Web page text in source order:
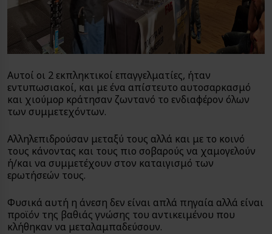
Αυτοί οι 2 εκπληκτικοί επαγγελματίες, ήταν
εντυπωσιακοί, και με ένα απίστευτο αυτοσαρκασμό
και χιούμορ κράτησαν ζωντανό το ενδιαφέρον όλων
των συμμετεχόντων.
Αλληλεπιδρούσαν μεταξύ τους αλλά και με το κοινό
τους κάνοντας και τους πιο σοβαρούς να χαμογελούν
ή/και να συμμετέχουν στον καταιγισμό των
ερωτήσεών τους.
Φυσικά αυτή η άνεση δεν είναι απλά πηγαία αλλά είναι
προϊόν της βαθιάς γνώσης του αντικειμένου που
κλήθηκαν να μεταλαμπαδεύσουν.